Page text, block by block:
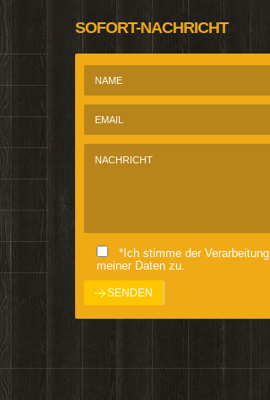
SOFORT-NACHRICHT
*Ich stimme der Verarbeitung
meiner Daten zu.